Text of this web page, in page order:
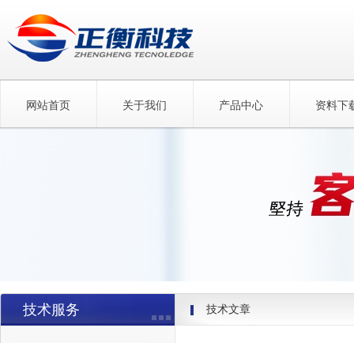
网站首页 关于我们 产品中心 资料下
技术服务 技术文章